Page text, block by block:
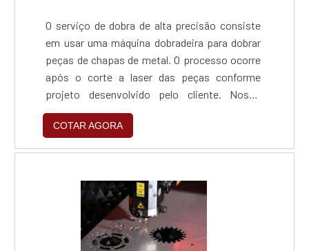
O serviço de dobra de alta precisão consiste
em usar uma máquina dobradeira para dobrar
peças de chapas de metal. O processo ocorre
após o corte a laser das peças conforme
projeto desenvolvido pelo cliente. Nosso
equipamento tem a capacidade de dobrar
peças até 3 metros de comprimento.
COTAR AGORA